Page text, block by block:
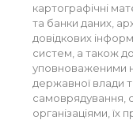
картографічні
та банки даних,
довідкових
систем, а також
уповноваженими
державної влади
самоврядування,
організаціями, їх